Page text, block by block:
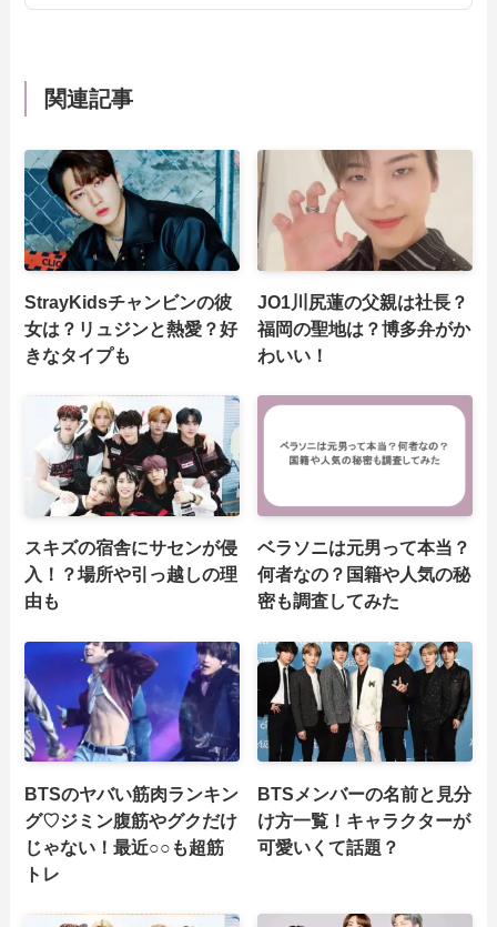
関連記事
StrayKidsチャンビンの彼
女は？リュジンと熱愛？好
きなタイプも
JO1川尻蓮の父親は社長？
福岡の聖地は？博多弁がか
わいい！
スキズの宿舎にサセンが侵
入！？場所や引っ越しの理
由も
ベラソニは元男って本当？
何者なの？国籍や人気の秘
密も調査してみた
BTSのヤバい筋肉ランキン
グ♡ジミン腹筋やグクだけ
じゃない！最近○○も超筋
トレ
BTSメンバーの名前と見分
け方一覧！キャラクターが
可愛いくて話題？